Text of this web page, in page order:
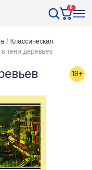
0
/ Классическая
тени деревьев
18+